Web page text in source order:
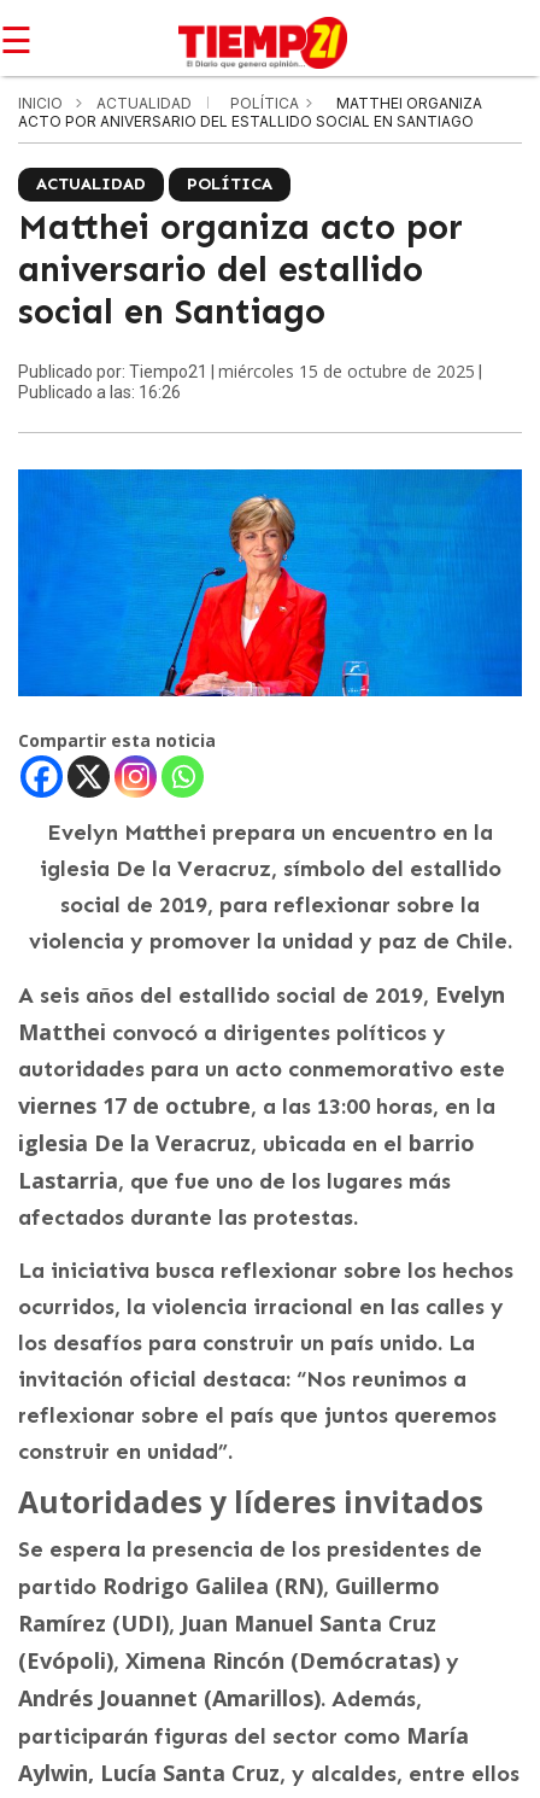
☰
INICIO ACTUALIDAD POLÍTICA
MATTHEI ORGANIZA
ACTO POR ANIVERSARIO DEL ESTALLIDO SOCIAL EN SANTIAGO
ACTUALIDAD POLÍTICA
Matthei organiza acto por
aniversario del estallido
social en Santiago
Publicado por: Tiempo21 | miércoles 15 de octubre de 2025
Publicado a las: 16:26
Compartir esta noticia
Evelyn Matthei prepara un encuentro en la
iglesia De la Veracruz, símbolo del estallido
social de 2019, para reflexionar sobre la
violencia y promover la unidad y paz de Chile.
A seis años del estallido social de 2019, Evelyn
Matthei convocó a dirigentes políticos y
autoridades para un acto conmemorativo este
viernes 17 de octubre, a las 13:00 horas, en la
iglesia De la Veracruz, ubicada en el barrio
Lastarria, que fue uno de los lugares más
afectados durante las protestas.
La iniciativa busca reflexionar sobre los hechos
ocurridos, la violencia irracional en las calles y
los desafíos para construir un país unido. La
invitación oficial destaca: “Nos reunimos a
reflexionar sobre el país que juntos queremos
construir en unidad”.
Autoridades y líderes invitados
Se espera la presencia de los presidentes de
partido Rodrigo Galilea (RN), Guillermo
Ramírez (UDI), Juan Manuel Santa Cruz
(Evópoli), Ximena Rincón (Demócratas) y
Andrés Jouannet (Amarillos). Además,
participarán figuras del sector como María
Aylwin, Lucía Santa Cruz, y alcaldes, entre ellos